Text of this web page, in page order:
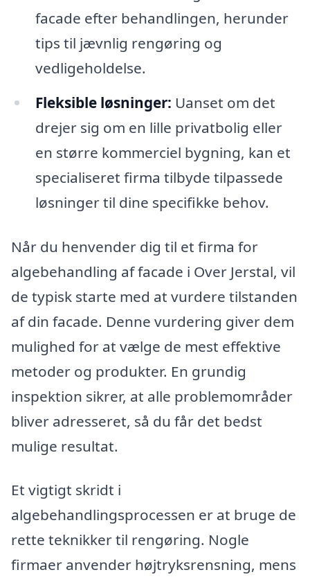
facade efter behandlingen, herunder
tips til jævnlig rengøring og
vedligeholdelse.
Fleksible løsninger: Uanset om det
drejer sig om en lille privatbolig eller
en større kommerciel bygning, kan et
specialiseret firma tilbyde tilpassede
løsninger til dine specifikke behov.
Når du henvender dig til et firma for
algebehandling af facade i Over Jerstal, vil
de typisk starte med at vurdere tilstanden
af din facade. Denne vurdering giver dem
mulighed for at vælge de mest effektive
metoder og produkter. En grundig
inspektion sikrer, at alle problemområder
bliver adresseret, så du får det bedst
mulige resultat.
Et vigtigt skridt i
algebehandlingsprocessen er at bruge de
rette teknikker til rengøring. Nogle
firmaer anvender højtryksrensning, mens